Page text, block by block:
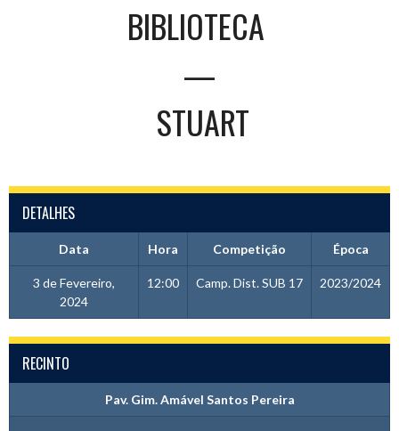
BIBLIOTECA
—
STUART
DETALHES
Data Hora Competição Época
3 de Fevereiro,
2024
12:00 Camp. Dist. SUB 17 2023/2024
RECINTO
Pav. Gim. Amável Santos Pereira